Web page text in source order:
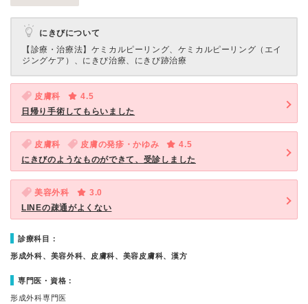
にきびについて
【診療・治療法】 ケミカルピーリング、ケミカルピーリング（エイ
ジングケア）、にきび治療、にきび跡治療
皮膚科
4.5
日帰り手術してもらいました
皮膚科 皮膚の発疹・かゆみ
4.5
にきびのようなものができて、受診しました
美容外科
3.0
LINEの疎通がよくない
診療科目：
形成外科、美容外科、皮膚科、美容皮膚科、漢方
専門医・資格：
形成外科専門医